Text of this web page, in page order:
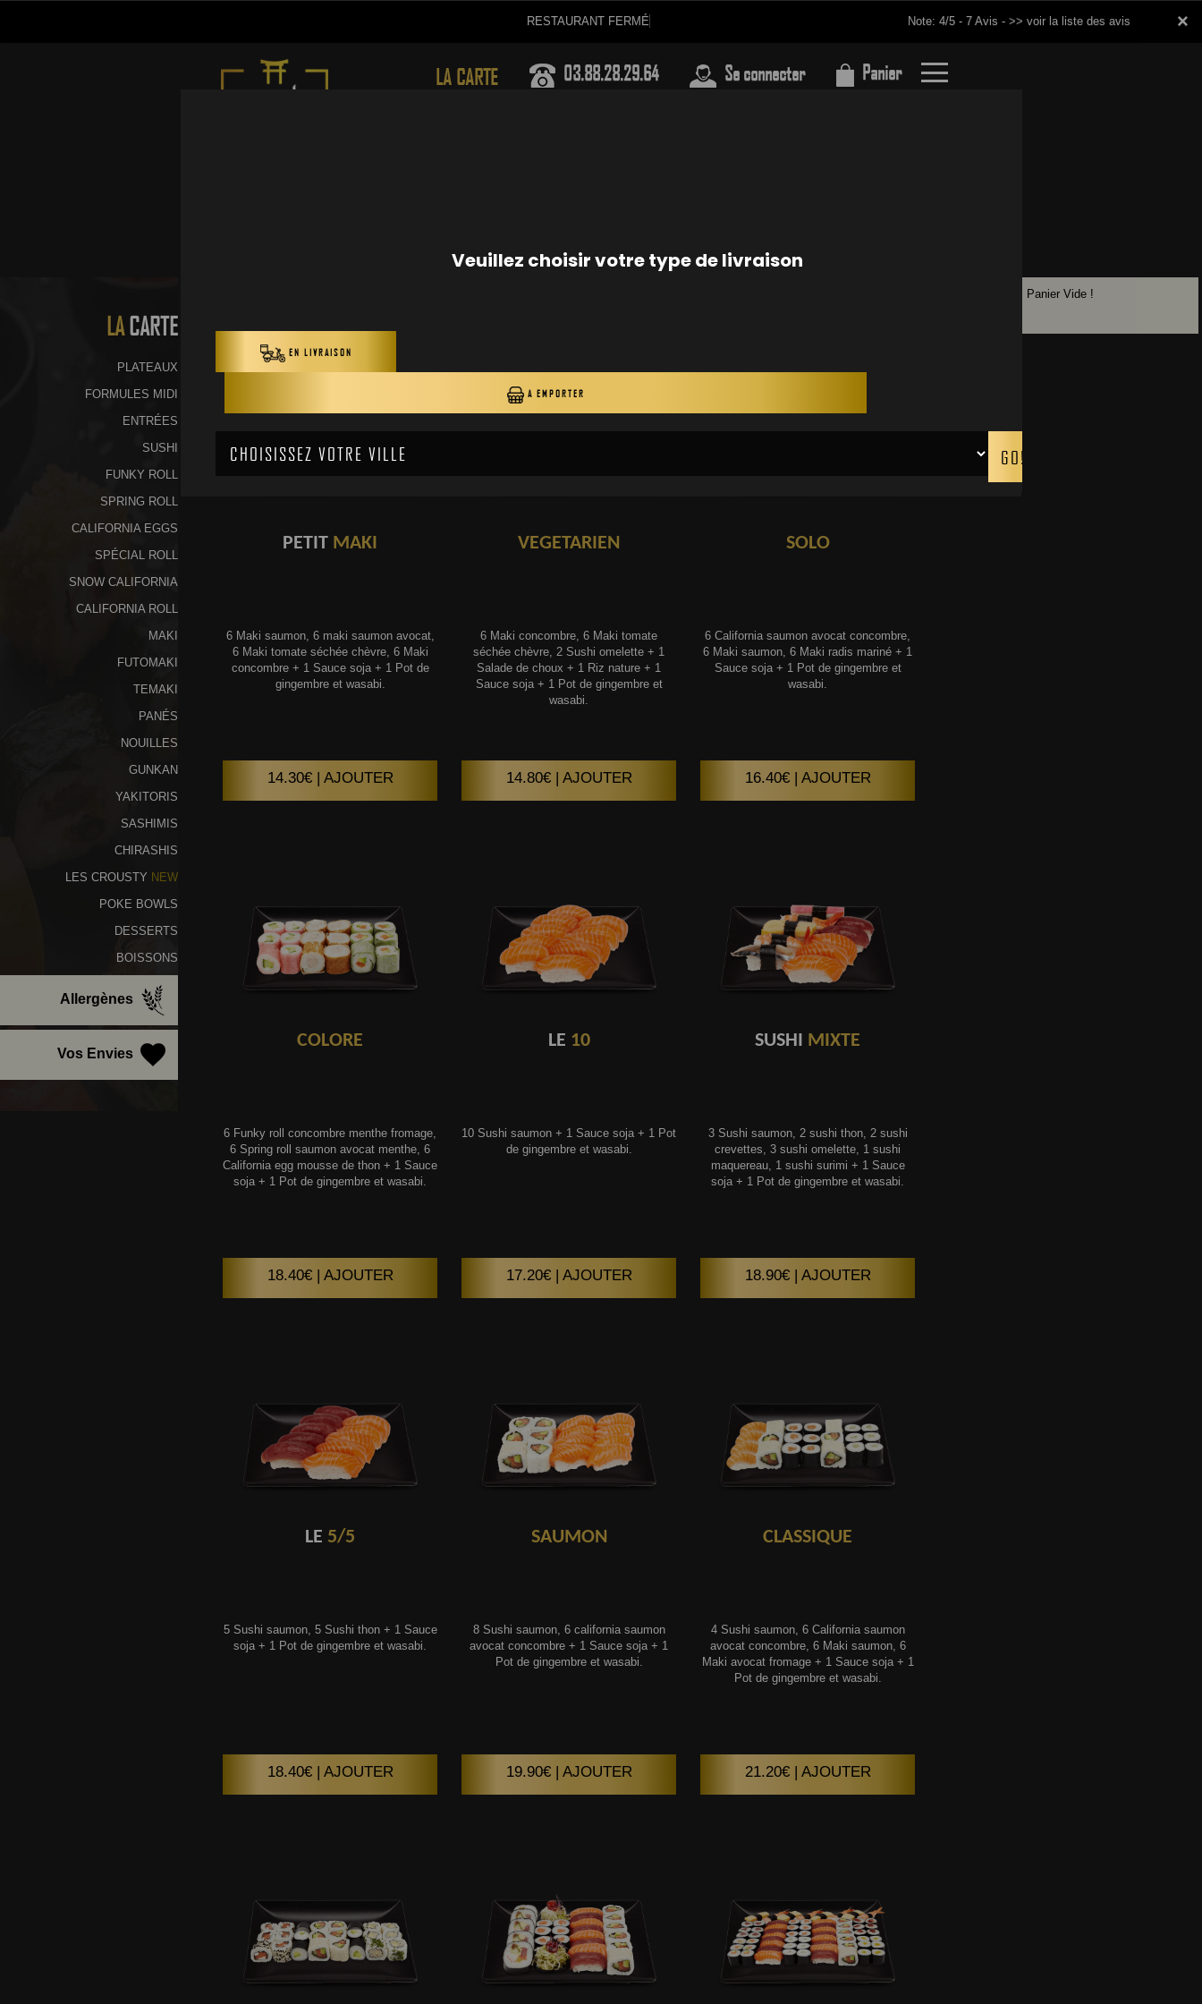
×
RESTAU Note: 4/5 - 7 Avis - >> voir la liste des avis
LA CARTE 03.88.28.29.64 Se connecter Panier
×
LACARTE
PLATEAUX
FORMULES MIDI
ENTRÉES
SUSHI
FUNKY ROLL
SPRING ROLL
CALIFORNIA EGGS
SPÉCIAL ROLL
SNOW CALIFORNIA
CALIFORNIA ROLL
MAKI
FUTOMAKI
TEMAKI
PANÉS
NOUILLES
GUNKAN
YAKITORIS
SASHIMIS
CHIRASHIS
LES CROUSTY NEW
POKE BOWLS
DESSERTS
BOISSONS
Allergènes
Vos Envies
PETIT MAKI
6 Maki saumon, 6 maki saumon avocat,
6 Maki tomate séchée chèvre, 6 Maki
concombre + 1 Sauce soja + 1 Pot de
gingembre et wasabi.
14.30€ | AJOUTER
VEGETARIEN
6 Maki concombre, 6 Maki tomate
séchée chèvre, 2 Sushi omelette + 1
Salade de choux + 1 Riz nature + 1
Sauce soja + 1 Pot de gingembre et
wasabi.
14.80€ | AJOUTER
SOLO
6 California saumon avocat concombre,
6 Maki saumon, 6 Maki radis mariné + 1
Sauce soja + 1 Pot de gingembre et
wasabi.
16.40€ | AJOUTER
COLORE
6 Funky roll concombre menthe fromage,
6 Spring roll saumon avocat menthe, 6
California egg mousse de thon + 1 Sauce
soja + 1 Pot de gingembre et wasabi.
18.40€ | AJOUTER
LE 10
10 Sushi saumon + 1 Sauce soja + 1 Pot
de gingembre et wasabi.
17.20€ | AJOUTER
SUSHI MIXTE
3 Sushi saumon, 2 sushi thon, 2 sushi
crevettes, 3 sushi omelette, 1 sushi
maquereau, 1 sushi surimi + 1 Sauce
soja + 1 Pot de gingembre et wasabi.
18.90€ | AJOUTER
LE 5/5
5 Sushi saumon, 5 Sushi thon + 1 Sauce
soja + 1 Pot de gingembre et wasabi.
18.40€ | AJOUTER
SAUMON
8 Sushi saumon, 6 california saumon
avocat concombre + 1 Sauce soja + 1
Pot de gingembre et wasabi.
19.90€ | AJOUTER
CLASSIQUE
4 Sushi saumon, 6 California saumon
avocat concombre, 6 Maki saumon, 6
Maki avocat fromage + 1 Sauce soja + 1
Pot de gingembre et wasabi.
21.20€ | AJOUTER
Panier Vide !